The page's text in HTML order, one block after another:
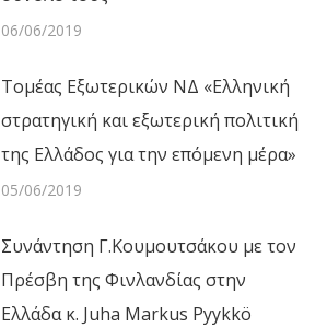
06/06/2019
Τομέας Εξωτερικών ΝΔ «Ελληνική
στρατηγική και εξωτερική πολιτική
της Ελλάδος για την επόμενη μέρα»
05/06/2019
Συνάντηση Γ.Κουμουτσάκου με τον
Πρέσβη της Φινλανδίας στην
Ελλάδα κ. Juha Markus Pyykkö